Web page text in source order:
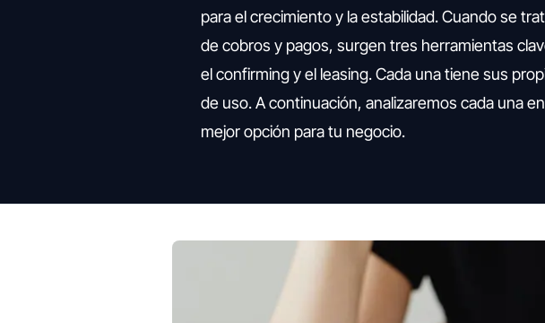
para el crecimiento y la estabilidad. Cuando se
de cobros y pagos, surgen tres herramientas
el confirming y el leasing. Cada una tiene sus
de uso. A continuación, analizaremos cada una
mejor opción para tu negocio.